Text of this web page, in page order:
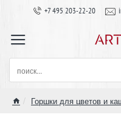
+7 495 203-22-20
поиск...
Горшки для цветов и